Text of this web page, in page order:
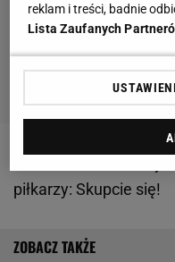
piłkarzy: Skupcie się!
reklam i treści, badnie
Lista Zaufanych